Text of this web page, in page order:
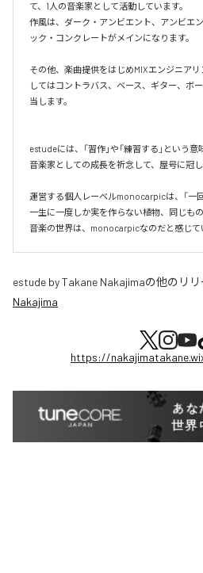
て、1人の音楽家として活動しています。
作風は、ダーク・アンビエント、アンビエ
ック・コンクレートがメインになります。
その他、楽曲提供をはじめMIXエンジニア
してはコントラバス、ベース、ギター、ボ
当します。
estudeには、「習作」や「練習する」という意
音楽家としての成長を祈念して、屋号に冠し
運営する個人レーベルmonocarpicは、「一回
一生に一度しか実を作らない植物、同じも
音楽の世界は、monocarpicなのだと感じて
estude by Takane Nakajimaの他のリリ
Nakajima
https://